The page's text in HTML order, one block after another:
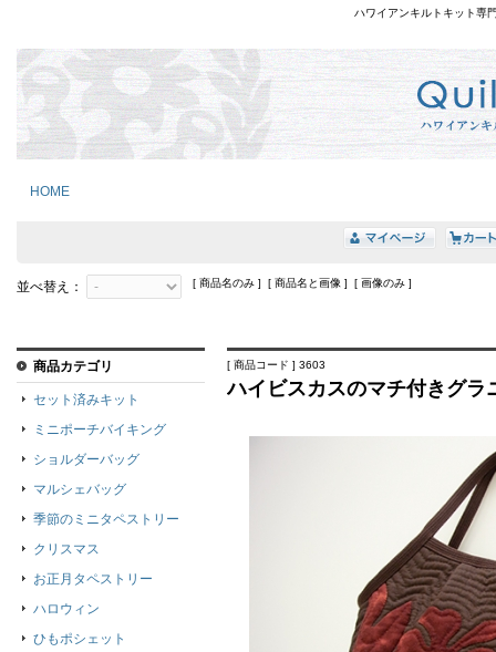
ハワイアンキルトキット専
HOME
並べ替え： [ 商品名のみ ] [ 商品名と画像 ] [ 画像のみ ]
[ 商品コード ] 3603
ハイビスカスのマチ付きグラ
商品カテゴリ
セット済みキット
ミニポーチバイキング
ショルダーバッグ
マルシェバッグ
季節のミニタペストリー
クリスマス
お正月タペストリー
ハロウィン
ひもポシェット